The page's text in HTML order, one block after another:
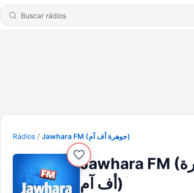
Rádios Jawhara FM (جوهرة أف آم)
Jawhara FM (جوهرة
أف آم)